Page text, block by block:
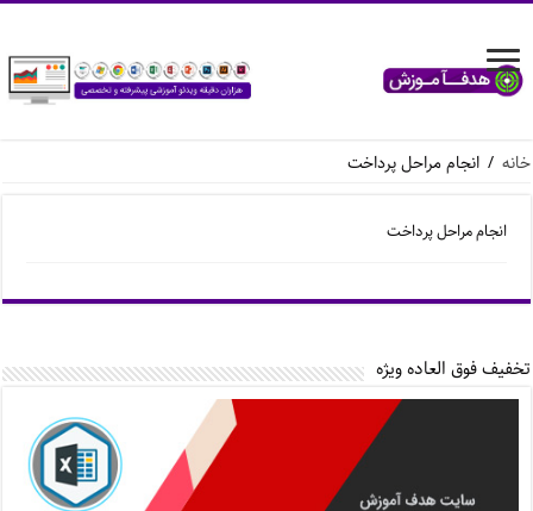
خانه / انجام مراحل پرداخت
انجام مراحل پرداخت
تخفیف فوق العاده ویژه